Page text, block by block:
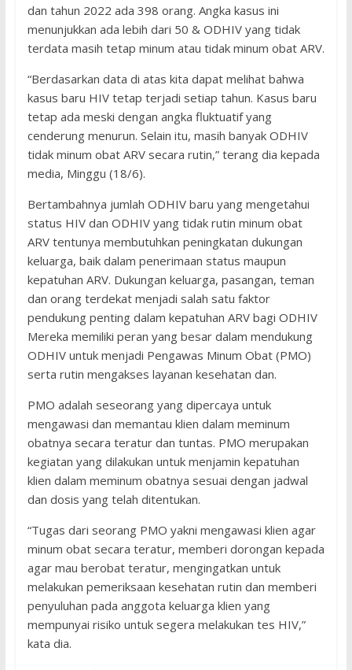
dan tahun 2022 ada 398 orang. Angka kasus ini
menunjukkan ada lebih dari 50 & ODHIV yang tidak
terdata masih tetap minum atau tidak minum obat ARV.
“Berdasarkan data di atas kita dapat melihat bahwa
kasus baru HIV tetap terjadi setiap tahun. Kasus baru
tetap ada meski dengan angka fluktuatif yang
cenderung menurun. Selain itu, masih banyak ODHIV
tidak minum obat ARV secara rutin,” terang dia kepada
media, Minggu (18/6).
Bertambahnya jumlah ODHIV baru yang mengetahui
status HIV dan ODHIV yang tidak rutin minum obat
ARV tentunya membutuhkan peningkatan dukungan
keluarga, baik dalam penerimaan status maupun
kepatuhan ARV. Dukungan keluarga, pasangan, teman
dan orang terdekat menjadi salah satu faktor
pendukung penting dalam kepatuhan ARV bagi ODHIV
Mereka memiliki peran yang besar dalam mendukung
ODHIV untuk menjadi Pengawas Minum Obat (PMO)
serta rutin mengakses layanan kesehatan dan.
PMO adalah seseorang yang dipercaya untuk
mengawasi dan memantau klien dalam meminum
obatnya secara teratur dan tuntas. PMO merupakan
kegiatan yang dilakukan untuk menjamin kepatuhan
klien dalam meminum obatnya sesuai dengan jadwal
dan dosis yang telah ditentukan.
“Tugas dari seorang PMO yakni mengawasi klien agar
minum obat secara teratur, memberi dorongan kepada
agar mau berobat teratur, mengingatkan untuk
melakukan pemeriksaan kesehatan rutin dan memberi
penyuluhan pada anggota keluarga klien yang
mempunyai risiko untuk segera melakukan tes HIV,”
kata dia.